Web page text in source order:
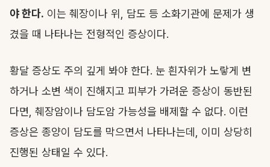
야 한다. 이는 췌장이나 위, 담도 등 소화기관에 문제가 생
겼을 때 나타나는 전형적인 증상이다.
황달 증상도 주의 깊게 봐야 한다. 눈 흰자위가 노랗게 변
하거나 소변 색이 진해지고 피부가 가려운 증상이 동반된
다면, 췌장암이나 담도암 가능성을 배제할 수 없다. 이런
증상은 종양이 담도를 막으면서 나타나는데, 이미 상당히
진행된 상태일 수 있다.